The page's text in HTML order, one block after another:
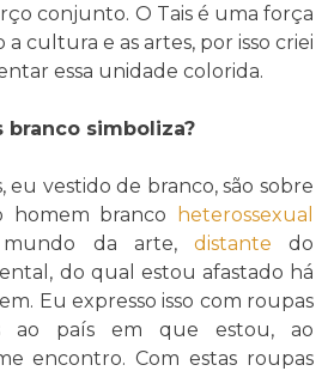
conjunto. O Tais é uma força
a cultura e as artes, por isso criei
essa unidade colorida.
branco simboliza?
eu vestido de branco, são sobre
homem branco
heterossexual
mundo da arte, distante do
do qual estou afastado há
Eu expresso isso com roupas
ao país em que estou, ao
encontro. Com estas roupas